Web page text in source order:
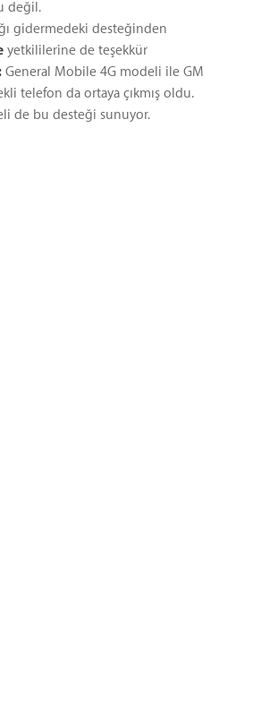
değil.
gidermedeki desteğinden
yetkililerine de teşekkür
General Mobile 4G modeli ile GM
telefon da ortaya çıkmış oldu.
de bu desteği sunuyor.